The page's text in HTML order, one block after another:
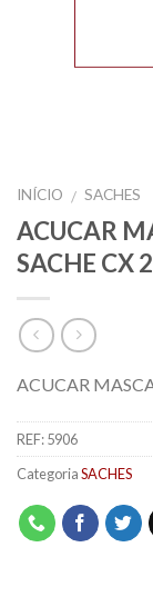
INÍCIO / SACHES
ACUCAR
SACHE CX
ACUCAR
REF:5906
CategoriaSACHES